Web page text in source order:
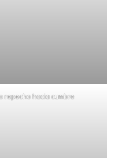
repecho hacia cumbre